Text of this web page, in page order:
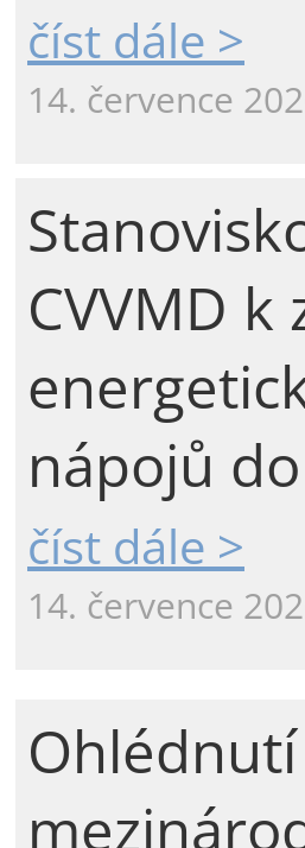
číst dále >
14. července
CVVMD k
nápojů
číst dále >
14. července
Ohlédnutí